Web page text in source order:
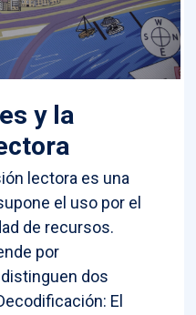
y la
lectora es una
el uso por el
de recursos.
por
dos
El